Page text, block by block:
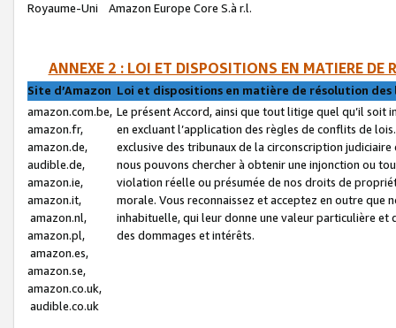
Royaume-Uni
Amazon Europe Core S.à r.l.
ANNEXE 2 : LOI ET DISPOSITIONS EN MATIERE DE
Site d’Amazon Loi et dispositions en matière de résolution
amazon.com.be,
amazon.fr,
amazon.de,
audible.de,
amazon.ie,
amazon.it,
amazon.nl,
amazon.pl,
amazon.es,
amazon.se,
amazon.co.uk,
audible.co.uk
Le présent Accord, ainsi que tout litige quel qu’il soit
en excluant l’application des règles de conflits de
exclusive des tribunaux de la circonscription
nous pouvons chercher à obtenir une injonction ou
violation réelle ou présumée de nos droits de
morale. Vous reconnaissez et acceptez en outre que
inhabituelle, qui leur donne une valeur particulière
des dommages et intérêts.